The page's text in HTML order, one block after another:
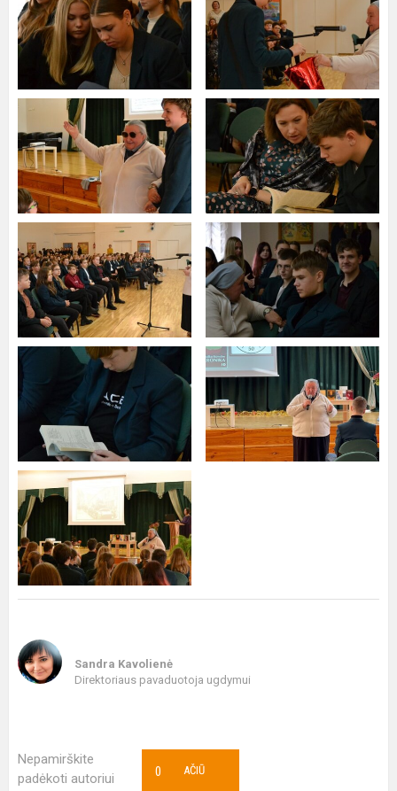
Sandra Kavolienė
Direktoriaus pavaduotoja ugdymui
Nepamirškite
padėkoti autoriui
AČIŪ
0